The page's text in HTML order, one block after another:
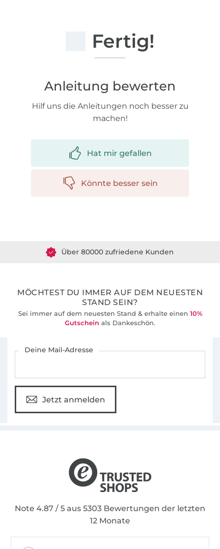
Fertig!
Anleitung bewerten
Hilf uns die Anleitungen noch besser zu
machen!
Hat mir gefallen
Könnte besser sein
MÖCHTEST DU IMMER AUF DEM NEUESTEN
STAND SEIN?
Sei immer auf dem neuesten Stand & erhalte einen 10%
Gutschein als Dankeschön.
Deine Mail-Adresse
Jetzt anmelden
Note 4.87 / 5 aus 5303 Bewertungen der letzten
12 Monate